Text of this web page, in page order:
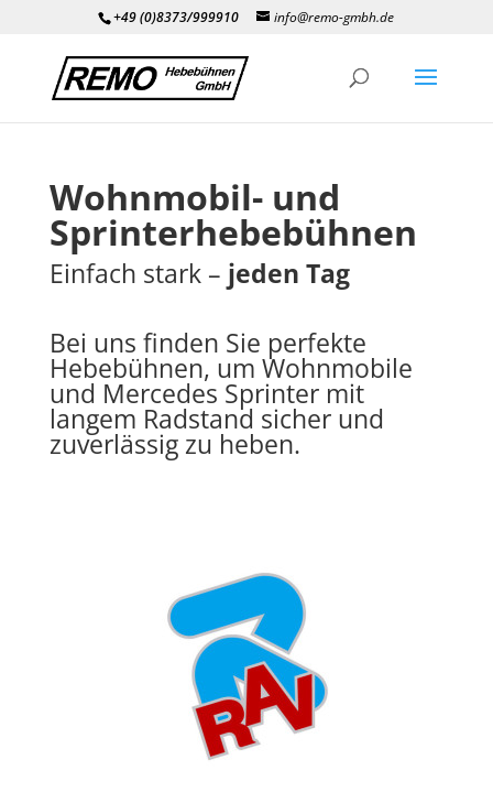
+49 (0)8373/999910 info@remo-gmbh.de
Wohnmobil- und
Sprinterhebebühnen
Einfach stark – jeden Tag
Bei uns finden Sie perfekte
Hebebühnen, um Wohnmobile
und Mercedes Sprinter mit
langem Radstand sicher und
zuverlässig zu heben.